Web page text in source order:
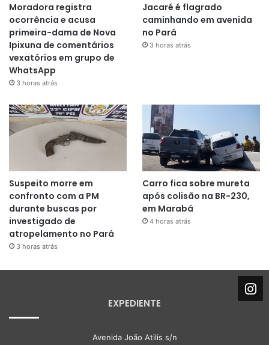
Moradora registra
ocorrência e acusa
primeira-dama de Nova
Ipixuna de comentários
vexatórios em grupo de
WhatsApp
3 horas atrás
Jacaré é flagrado
caminhando em avenida
no Pará
3 horas atrás
Suspeito morre em
confronto com a PM
durante buscas por
investigado de
atropelamento no Pará
3 horas atrás
Carro fica sobre mureta
após colisão na BR-230,
em Marabá
4 horas atrás
EXPEDIENTE
Avenida João Atilis s/n